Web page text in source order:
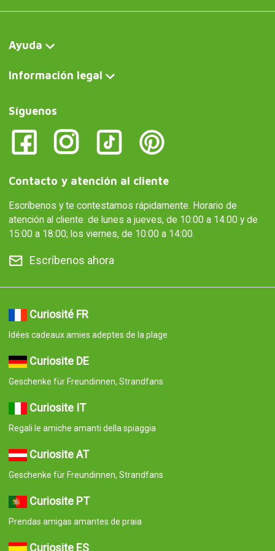
Ayuda
Información legal
Síguenos
Contacto y atención al cliente
Escríbenos y te contestamos rápidamente. Horario de
atención al cliente: de lunes a jueves, de 10:00 a 14:00 y de
15:00 a 18:00; los viernes, de 10:00 a 14:00.
Escríbenos ahora
Curiosité FR
Idées cadeaux amies adeptes de la plage
Curiosite DE
Geschenke für Freundinnen, Strandfans
Curiosite IT
Regali le amiche amanti della spiaggia
Curiosite AT
Geschenke für Freundinnen, Strandfans
Curiosite PT
Prendas amigas amantes de praia
Curiosite ES